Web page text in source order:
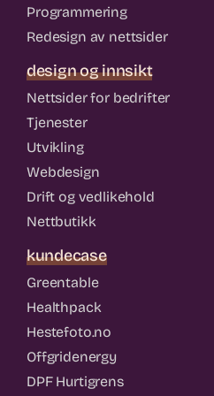
Programmering
Redesign av nettsider
design og innsikt
Nettsider for bedrifter
Tjenester
Utvikling
Webdesign
Drift og vedlikehold
Nettbutikk
kundecase
Greentable
Healthpack
Hestefoto.no
Offgridenergy
DPF Hurtigrens